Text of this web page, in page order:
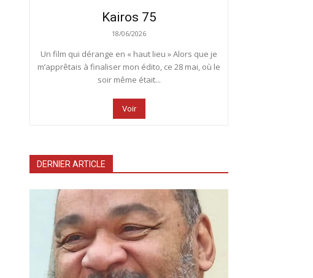
Kairos 75
18/06/2026
Un film qui dérange en « haut lieu » Alors que je
m’apprêtais à finaliser mon édito, ce 28 mai, où le
soir même était...
Voir
DERNIER ARTICLE